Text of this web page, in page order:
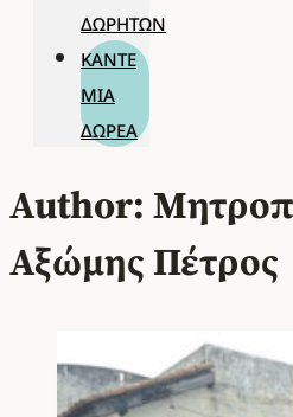
ΔΩΡΗΤΏΝ
ΚΆΝΤΕ
ΜΊΑ
ΔΩΡΕΆ
Author:
Αξώμης Πέτρος